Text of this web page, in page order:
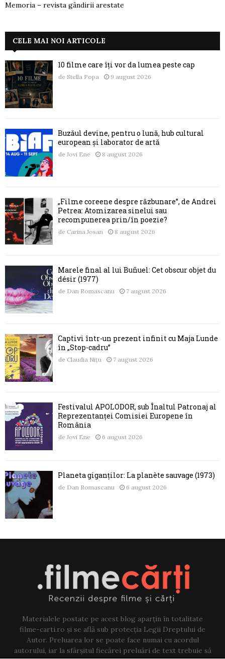
Memoria – revista gândirii arestate
CELE MAI NOI ARTICOLE
10 filme care îți vor da lumea peste cap
de Stella Popa 9 august 2026
Buzăul devine, pentru o lună, hub cultural
european și laborator de artă
de Jovi Ene 8 august 2026
„Filme coreene despre răzbunare”, de Andrei
Petrea: Atomizarea sinelui sau
recompunerea prin/în poezie?
de Carina Josan 8 august 2026
Marele final al lui Buñuel: Cet obscur objet du
désir (1977)
de Dan Romascanu 7 august 2026
Captivi într-un prezent infinit cu Maja Lunde
în „Stop-cadru”
de Claudia Nițu 7 august 2026
Festivalul APOLODOR, sub Înaltul Patronaj al
Reprezentanței Comisiei Europene în
România
de Jovi Ene 6 august 2026
Planeta giganților: La planète sauvage (1973)
de Dan Romascanu 6 august 2026
Materialele postate pe acest blog aparțin în totalitate
filme-carti.ro și se află sub protecția Legii Dreptului de
Autor. Preluarea lor se poate face numai cu acordul
autorului, iar la sfârșitul fiecărei preluări de text trebuie să